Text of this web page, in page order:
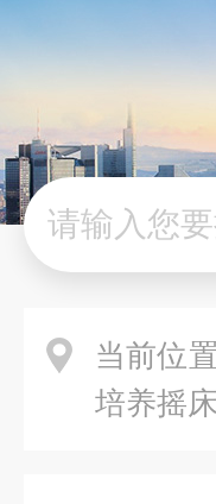
当前位置
培养摇床